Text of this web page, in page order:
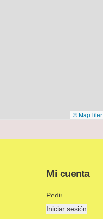
© MapTiler
Mi cuenta
Pedir
Iniciar sesión